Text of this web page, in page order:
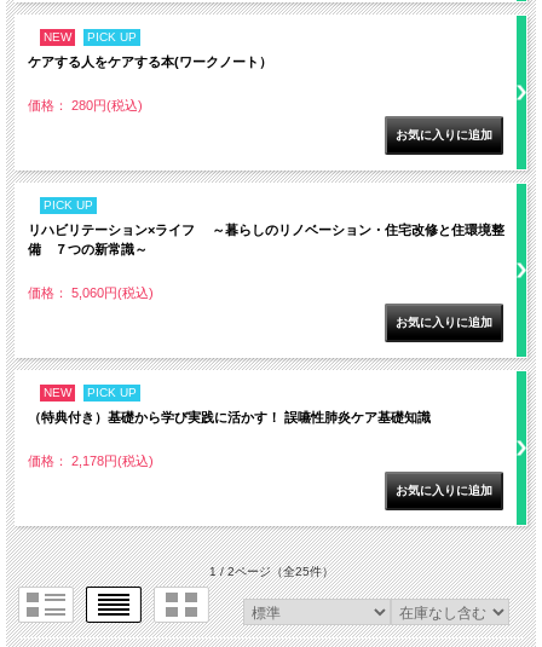
NEW PICK UP
ケアする人をケアする本(ワークノート）
価格： 280円(税込)
PICK UP
リハビリテーション×ライフ ～暮らしのリノベーション・住宅改修と住環境整
備 ７つの新常識～
価格： 5,060円(税込)
NEW PICK UP
（特典付き）基礎から学び実践に活かす！ 誤嚥性肺炎ケア基礎知識
価格： 2,178円(税込)
1 / 2ページ（全25件）